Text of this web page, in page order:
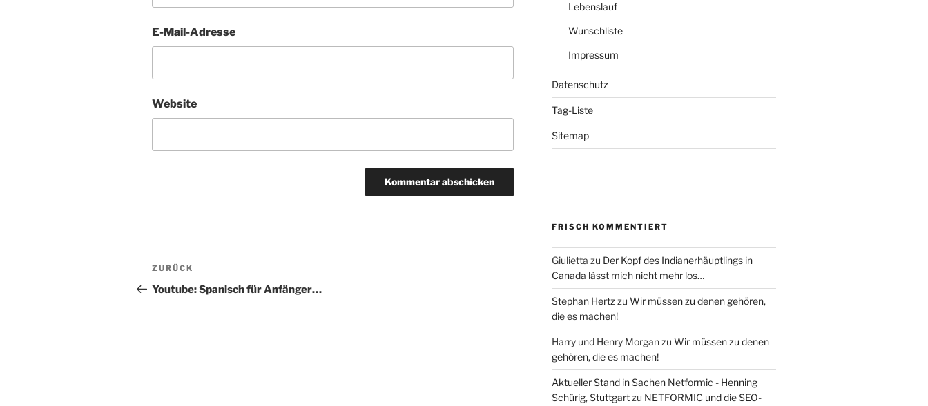
E-Mail-Adresse
Website
Beitragsnavigation
Vorheriger
Beitrag
ZURÜCK
Youtube: Spanisch für Anfänger…
Lebenslauf
Wunschliste
Impressum
Datenschutz
Tag-Liste
Sitemap
FRISCH KOMMENTIERT
Giulietta zu Der Kopf des Indianerhäuptlings in
Canada lässt mich nicht mehr los…
Stephan Hertz zu Wir müssen zu denen gehören,
die es machen!
Harry und Henry Morganzu Wir müssen zu denen
gehören, die es machen!
Aktueller Stand in Sachen Netformic - Henning
Schürig, Stuttgartzu NETFORMIC und die SEO-